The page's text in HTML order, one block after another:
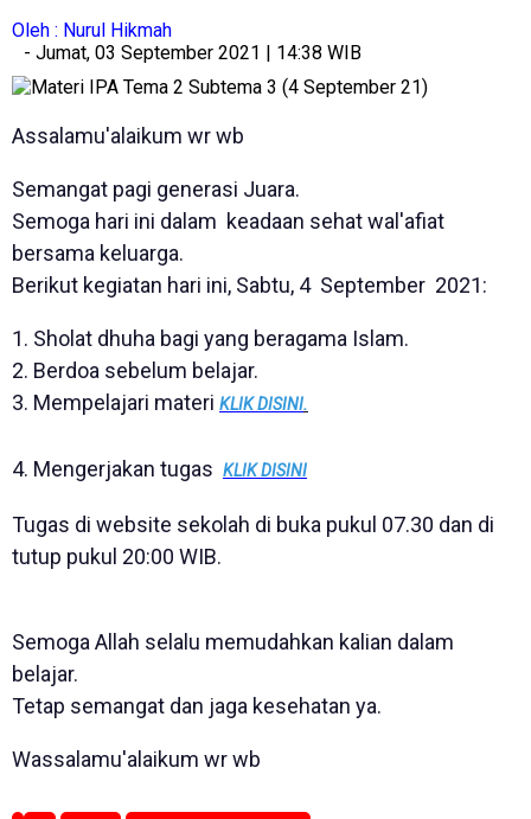
Oleh : Nurul Hikmah
- Jumat, 03 September 2021 | 14:38 WIB
Assalamu'alaikum wr wb
Semangat pagi generasi Juara.
Semoga hari ini dalam keadaan sehat wal'afiat
bersama keluarga.
Berikut kegiatan hari ini, Sabtu, 4 September 2021:
1. Sholat dhuha bagi yang beragama Islam.
2. Berdoa sebelum belajar.
3. Mempelajari materi KLIK DISINI.
4. Mengerjakan tugas KLIK DISINI
Tugas di website sekolah di buka pukul 07.30 dan di
tutup pukul 20:00 WIB.
Semoga Allah selalu memudahkan kalian dalam
belajar.
Tetap semangat dan jaga kesehatan ya.
Wassalamu'alaikum wr wb